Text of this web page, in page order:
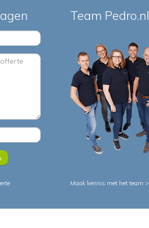
Team Pedro.nl
Maak kennis met het team >